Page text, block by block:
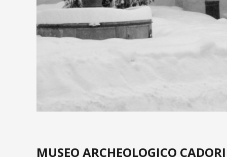
MUSEO ARCHEOLOGICO